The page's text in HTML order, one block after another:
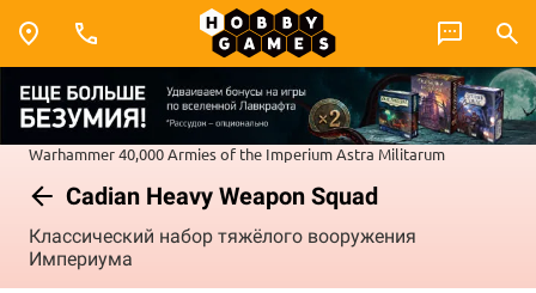
Warhammer 40,000Armies of the ImperiumAstra Militarum
Cadian Heavy Weapon Squad
Классический набор тяжёлого вооружения
Империума